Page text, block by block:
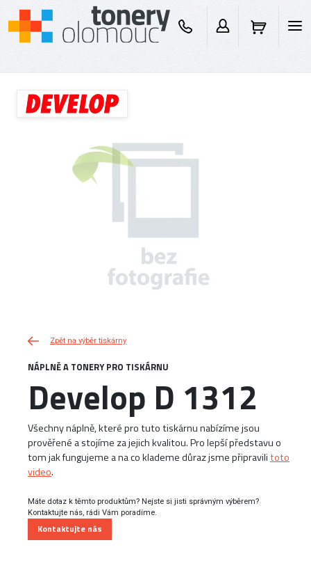
Zpět na výběr tiskárny
NÁPLNĚ A TONERY PRO TISKÁRNU
Develop D 1312
Všechny náplně, které pro tuto tiskárnu nabízíme jsou
prověřené a stojíme za jejich kvalitou. Pro lepší představu o
tom jak fungujeme a na co klademe důraz jsme připravilitoto
video.
Máte dotaz k těmto produktům? Nejste si jisti správným výběrem?
Kontaktujte nás, rádi Vám poradíme.
Kontaktujte nás